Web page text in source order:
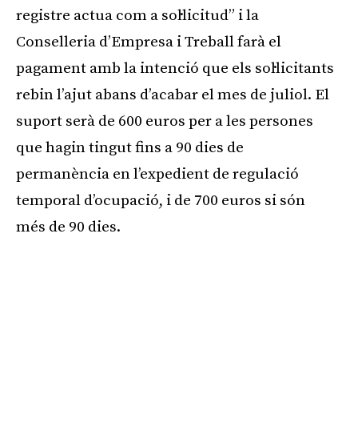
registre actua com a sol·licitud” i la
Conselleria d’Empresa i Treball farà el
pagament amb la intenció que els sol·licitants
rebin l’ajut abans d’acabar el mes de juliol. El
suport serà de 600 euros per a les persones
que hagin tingut fins a 90 dies de
permanència en l’expedient de regulació
temporal d’ocupació, i de 700 euros si són
més de 90 dies.